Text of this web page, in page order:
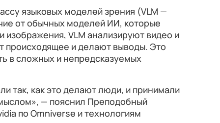
языковых моделей зрения (VLM —
от обычных моделей ИИ, которые
изображения, VLM анализируют видео и
происходящее и делают выводы. Это
в сложных и непредсказуемых
так, как это делают люди, и принимали
— пояснил Преподобный
по Omniverse и технологиям